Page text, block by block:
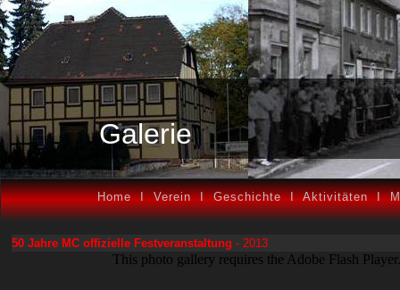
Galerie
HomeIVereinIGeschichteIAktivitätenI
50 Jahre MC offizielle Festveranstaltung - 2013